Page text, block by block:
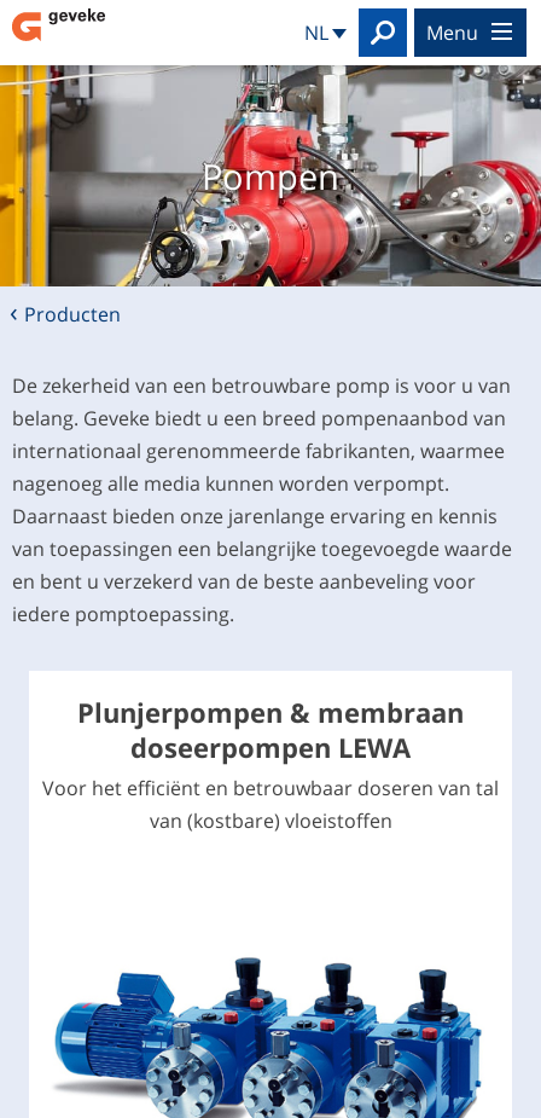
NL
Search
menu
Pompen
Producten
De zekerheid van een betrouwbare pomp is voor u van
belang. Geveke biedt u een breed pompenaanbod van
internationaal gerenommeerde fabrikanten, waarmee
nagenoeg alle media kunnen worden verpompt.
Daarnaast bieden onze jarenlange ervaring en kennis
van toepassingen een belangrijke toegevoegde waarde
en bent u verzekerd van de beste aanbeveling voor
iedere pomptoepassing.
Plunjerpompen & membraan
doseerpompen LEWA
Voor het efficiënt en betrouwbaar doseren van tal
van (kostbare) vloeistoffen